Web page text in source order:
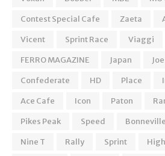
Contest Special Cafe
Zaeta
Vicent
Sprint Race Viaggi
FERRO MAGAZINE
Japan
Confederate
HD Place
Ace Cafe
Icon Paton
Pikes Peak
Speed Bonneville
Nine T
Rally Sprint